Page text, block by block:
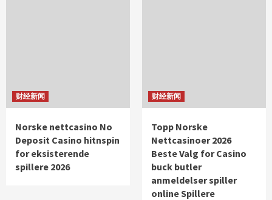
财经新闻
Norske nettcasino No
Deposit Casino hitnspin
for eksisterende
spillere 2026
财经新闻
Topp Norske
Nettcasinoer 2026
Beste Valg for Casino
buck butler
anmeldelser spiller
online Spillere